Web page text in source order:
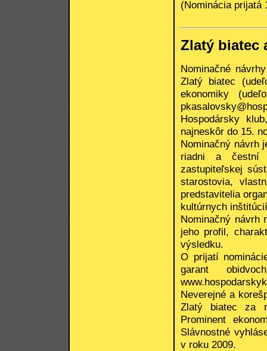
(Nominácia prijatá
Zlatý biatec
Nominačné
Zlatý biatec
ekonomiky
Hospodársky
najneskôr do 15.
Nominačný návrh
riadni a čestní
zastupiteľskej
starostovia,
predstavitelia
kultúrnych
Nominačný návrh
jeho profil,
výsledku.
O prijatí
garant
Neverejné a
Zlatý biatec za
Prominent
Slávnostné
v roku 2009.